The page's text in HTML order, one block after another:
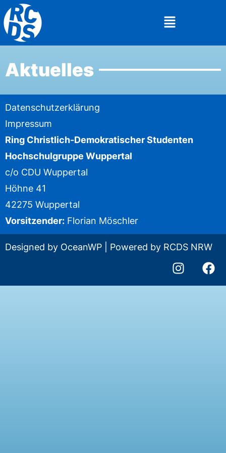
Aktuelles
Datenschutzerklärung
Impressum
Ring Christlich-Demokratischer Studenten
Hochschulgruppe Wuppertal
c/o CDU Wuppertal
Höhne 41
42275 Wuppertal
Vorsitzender: Florian Möschler
Designed by OceanWP | Powered by RCDS NRW